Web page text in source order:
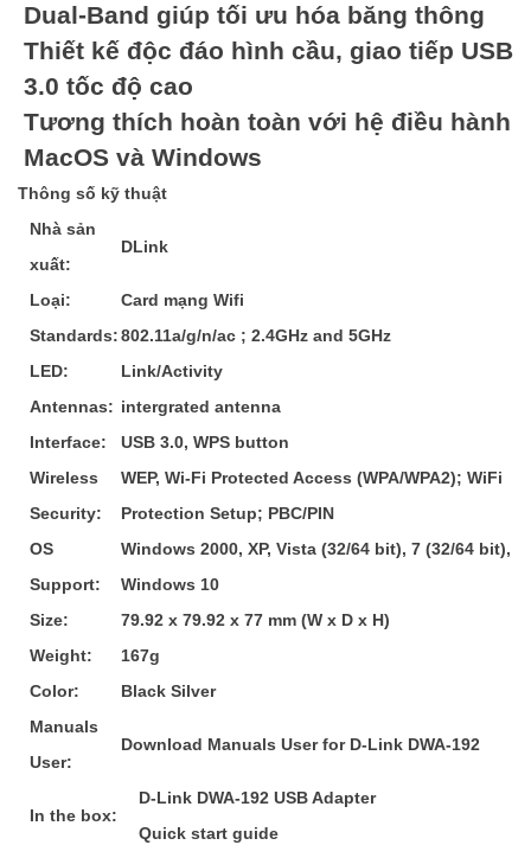
Dual-Band giúp tối ưu hóa băng thông
Thiết kế độc đáo hình cầu, giao tiếp USB
3.0 tốc độ cao
Tương thích hoàn toàn với hệ điều hành
MacOS và Windows
Thông số kỹ thuật
Nhà sản
xuất:
DLink
Loại:
Card mạng Wifi
Standards:802.11a/g/n/ac ; 2.4GHz and 5GHz
LED:
Link/Activity
Antennas: intergrated antenna
Interface:
USB 3.0, WPS button
Wireless
Security:
WEP, Wi-Fi Protected Access (WPA/WPA2); WiFi
Protection Setup; PBC/PIN
OS
Support:
Windows 2000, XP, Vista (32/64 bit), 7 (32/64 bit),
Windows 10
Size:
79.92 x 79.92 x 77 mm (W x D x H)
Weight:
167g
Color:
Black Silver
Manuals
User:
Download Manuals User for D-Link DWA-192
In the box:
D-Link DWA-192 USB Adapter
Quick start guide